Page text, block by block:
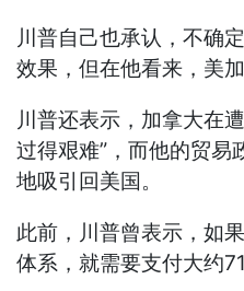
川普自己也承认，不确
效果，但在他看来，美加
川普还表示，加拿大在
过得艰难”，而他的贸易
地吸引回美国。
此前，川普曾表示，如
体系，就需要支付大约